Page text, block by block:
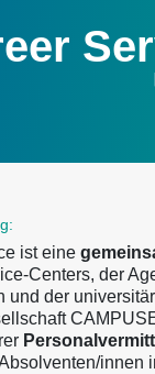
ist eine
Centers, der
und der
innen